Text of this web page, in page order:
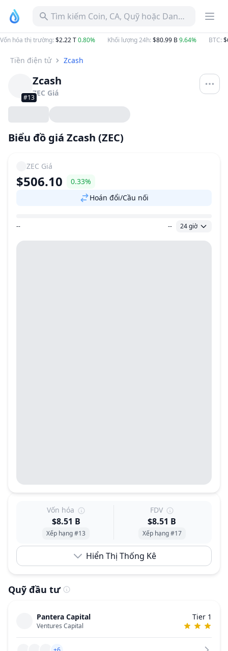
Tìm kiếm Coin, CA, Quỹ hoặc Danh mục
Vốn hóa thị trường: $2.22 T0.80% Khối lượng 24h: $80.99 B9.64% BTC:
Tiền điện tử Zcash
#13
Zcash
ZEC Giá
Biểu đồ giá Zcash (ZEC)
ZEC Giá
$506.10
0.33%
Hoán đổi/Cầu nối
Khoảng giá
-- -- 24 giờ
Vốn hóa
$8.51 B
Xếp hạng #13
FDV
$8.51 B
Xếp hạng #17
Hiển Thị Thống Kê
Quỹ đầu tư
Pantera Capital
Ventures Capital
Tier 1